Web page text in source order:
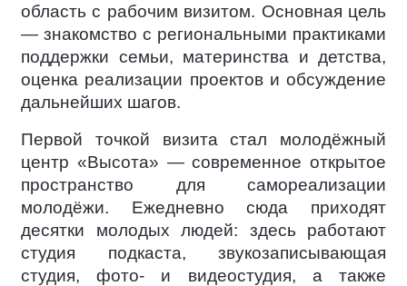
область с рабочим визитом. Основная цель
— знакомство с региональными практиками
поддержки семьи, материнства и детства,
оценка реализации проектов и обсуждение
дальнейших шагов.
Первой точкой визита стал молодёжный
центр «Высота» — современное открытое
пространство для самореализации
молодёжи. Ежедневно сюда приходят
десятки молодых людей: здесь работают
студия подкаста, звукозаписывающая
студия, фото- и видеостудия, а также